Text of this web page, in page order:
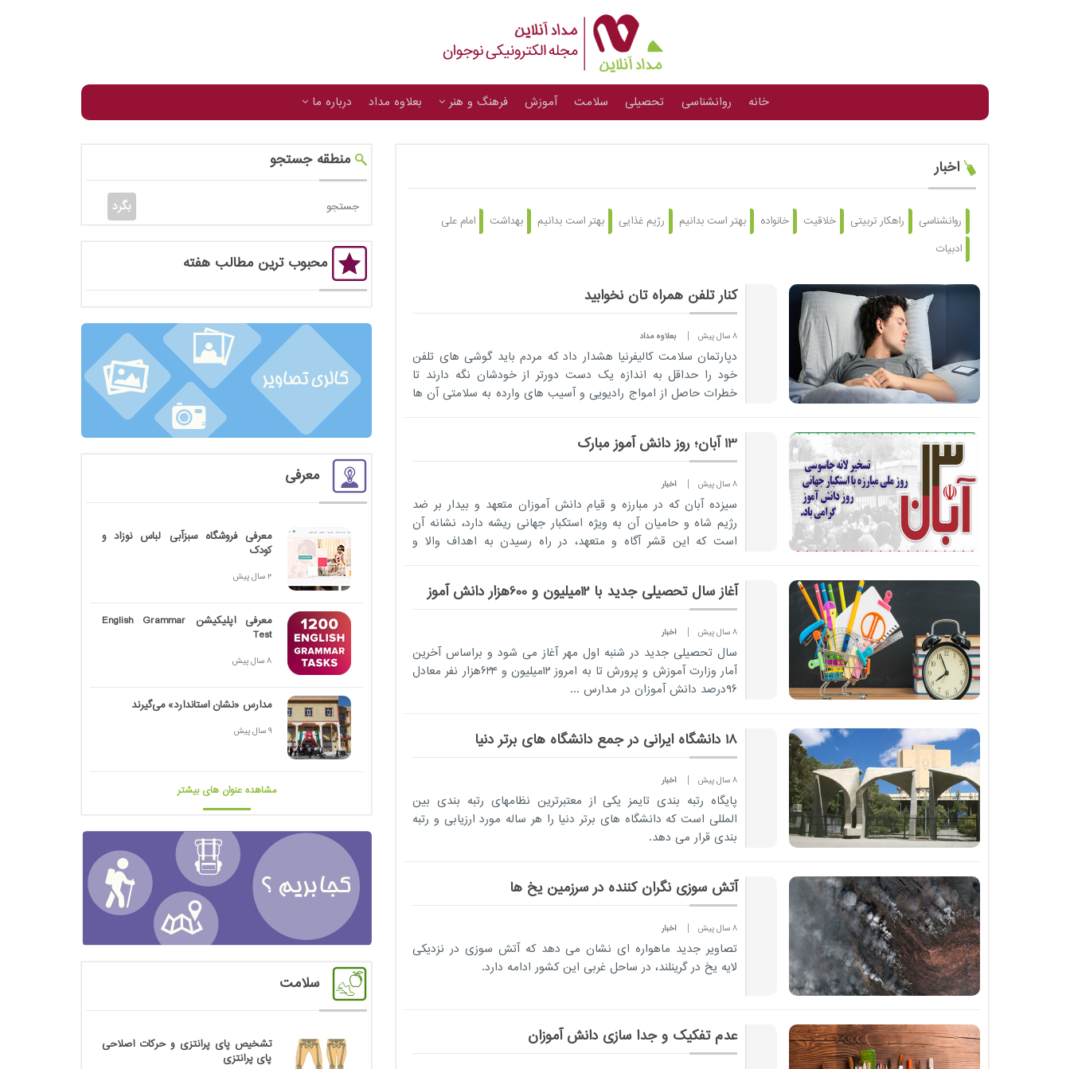
خانه روانشناسی تحصیلی سلامت آموزش فرهنگ و هنر بعلاوه مداد درباره ما
اخبار
روانشناسی راهکار تربیتی خلاقیت خانواده بهتر است بدانیم رژیم غذایی بهتر است بدانیم بهداشت
امام علی
ادبیات
کنار تلفن همراه تان نخوابید
8 سال پیش بعلاوه مداد
دپارتمان سلامت کالیفرنیا هشدار داد که مردم باید گوشی های تلفن
خود را حداقل به اندازه یک دست دورتر از خودشان نگه دارند تا
خطرات حاصل از امواج رادیویی و آسیب های وارده به سلامتی آن ها
13 آبان؛ روز دانش آموز مبارک
8 سال پیش اخبار
سیزده آبان که در مبارزه و قیام دانش آموزان متعهد و بیدار بر ضد
رژیم شاه و حامیان آن به ویژه استکبار جهانی ریشه دارد، نشانه آن
است که این قشر آگاه و متعهد، در راه رسیدن به اهداف والا و
آغاز سال تحصیلی جدید با 12میلیون و 600هزار دانش ‌آموز
8 سال پیش اخبار
سال تحصیلی جدید در شنبه اول مهر آغاز می شود و براساس آخرین
آمار وزارت آموزش و پرورش تا به امروز ۱۲میلیون و ۶۲۴هزار نفر معادل
۹۶درصد دانش آموزان در مدارس ...
18 دانشگاه ایرانی در جمع دانشگاه‌ های برتر دنیا
8 سال پیش اخبار
پایگاه رتبه بندی تایمز یکی از معتبرترین نظامهای رتبه بندی بین
المللی است که دانشگاه های برتر دنیا را هر ساله مورد ارزیابی و رتبه
بندی قرار می دهد.
آتش سوزی نگران کننده در سرزمین یخ ها
8 سال پیش اخبار
تصاویر جدید ماهواره ای نشان می دهد که آتش سوزی در نزدیکی
لایه یخ در گرینلند، در ساحل غربی این کشور ادامه دارد.
عدم تفکیک و جدا سازی دانش آموزان
منطقه جستجو
محبوب ترین مطالب هفته
معرفی
معرفی فروشگاه سبزآبی لباس نوزاد و
کودک
2 سال پیش
معرفی اپلیکیشن English Grammar
Test
8 سال پیش
مدارس «نشان استاندارد» می‌گیرند
9 سال پیش
مشاهده عنوان های بیشتر
سلامت
تشخیص پای پرانتزی و حرکات اصلاحی
پای پرانتزی